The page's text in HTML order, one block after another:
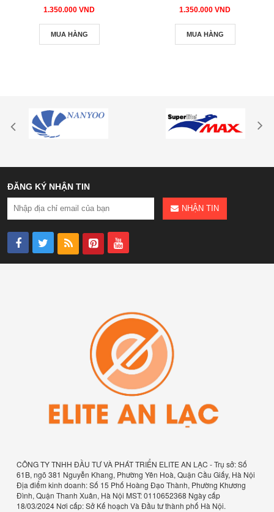
1.350.000 VND
MUA HÀNG
1.350.000 VND
MUA HÀNG
ĐĂNG KÝ NHẬN TIN
NHẬN TIN
CÔNG TY TNHH ĐẦU TƯ VÀ PHÁT TRIỂN ELITE AN LẠC - Trụ sở: Số
61B, ngõ 381 Nguyễn Khang, Phường Yên Hoà, Quận Cầu Giấy, Hà Nội
Địa điểm kinh doanh: Số 15 Phố Hoàng Đạo Thành, Phường Khương
Đình, Quận Thanh Xuân, Hà Nội MST: 0110652368 Ngày cấp
18/03/2024 Nơi cấp: Sở Kế hoạch Và Đầu tư thành phố Hà Nội.